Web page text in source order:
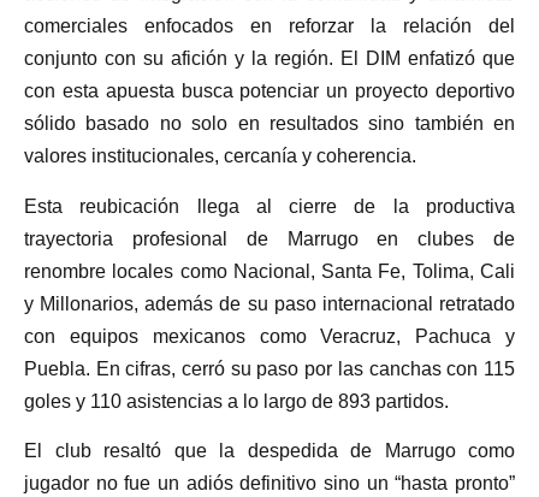
comerciales enfocados en reforzar la relación del
conjunto con su afición y la región. El DIM enfatizó que
con esta apuesta busca potenciar un proyecto deportivo
sólido basado no solo en resultados sino también en
valores institucionales, cercanía y coherencia.
Esta reubicación llega al cierre de la productiva
trayectoria profesional de Marrugo en clubes de
renombre locales como Nacional, Santa Fe, Tolima, Cali
y Millonarios, además de su paso internacional retratado
con equipos mexicanos como Veracruz, Pachuca y
Puebla. En cifras, cerró su paso por las canchas con 115
goles y 110 asistencias a lo largo de 893 partidos.
El club resaltó que la despedida de Marrugo como
jugador no fue un adiós definitivo sino un “hasta pronto”